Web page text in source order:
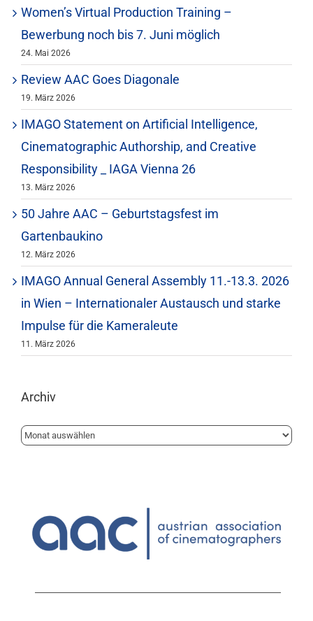
Women’s Virtual Production Training –
Bewerbung noch bis 7. Juni möglich
24. Mai 2026
Review AAC Goes Diagonale
19. März 2026
IMAGO Statement on Artificial Intelligence,
Cinematographic Authorship, and Creative
Responsibility _ IAGA Vienna 26
13. März 2026
50 Jahre AAC – Geburtstagsfest im
Gartenbaukino
12. März 2026
IMAGO Annual General Assembly 11.-13.3. 2026
in Wien – Internationaler Austausch und starke
Impulse für die Kameraleute
11. März 2026
Archiv
Archiv